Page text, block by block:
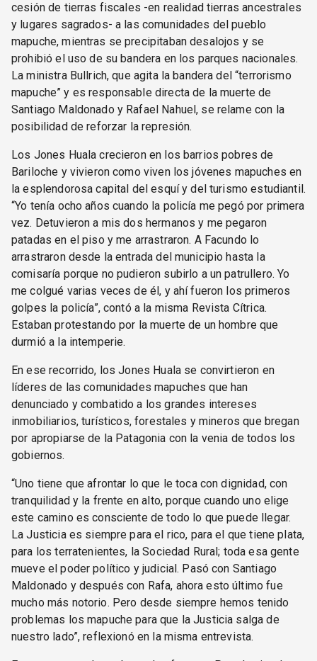
cesión de tierras fiscales -en realidad tierras ancestrales
y lugares sagrados- a las comunidades del pueblo
mapuche, mientras se precipitaban desalojos y se
prohibió el uso de su bandera en los parques nacionales.
La ministra Bullrich, que agita la bandera del “terrorismo
mapuche” y es responsable directa de la muerte de
Santiago Maldonado y Rafael Nahuel, se relame con la
posibilidad de reforzar la represión.
Los Jones Huala crecieron en los barrios pobres de
Bariloche y vivieron como viven los jóvenes mapuches en
la esplendorosa capital del esquí y del turismo estudiantil.
“Yo tenía ocho años cuando la policía me pegó por primera
vez. Detuvieron a mis dos hermanos y me pegaron
patadas en el piso y me arrastraron. A Facundo lo
arrastraron desde la entrada del municipio hasta la
comisaría porque no pudieron subirlo a un patrullero. Yo
me colgué varias veces de él, y ahí fueron los primeros
golpes la policía”, contó a la misma Revista Cítrica.
Estaban protestando por la muerte de un hombre que
durmió a la intemperie.
En ese recorrido, los Jones Huala se convirtieron en
líderes de las comunidades mapuches que han
denunciado y combatido a los grandes intereses
inmobiliarios, turísticos, forestales y mineros que bregan
por apropiarse de la Patagonia con la venia de todos los
gobiernos.
“Uno tiene que afrontar lo que le toca con dignidad, con
tranquilidad y la frente en alto, porque cuando uno elige
este camino es consciente de todo lo que puede llegar.
La Justicia es siempre para el rico, para el que tiene plata,
para los terratenientes, la Sociedad Rural; toda esa gente
mueve el poder político y judicial. Pasó con Santiago
Maldonado y después con Rafa, ahora esto último fue
mucho más notorio. Pero desde siempre hemos tenido
problemas los mapuche para que la Justicia salga de
nuestro lado”, reflexionó en la misma entrevista.